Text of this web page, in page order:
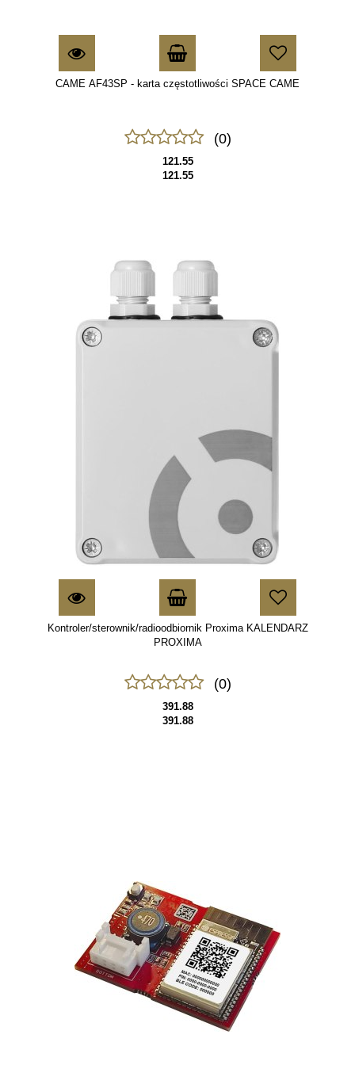
CAME AF43SP - karta częstotliwości SPACE CAME
(0)
121.55
121.55
Kontroler/sterownik/radioodbiornik Proxima KALENDARZ
PROXIMA
(0)
391.88
391.88